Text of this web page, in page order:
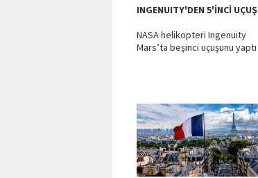
INGENUITY'DEN 5'İNCİ UÇUŞ
NASA helikopteri Ingenuity
Mars’ta beşinci uçuşunu yaptı